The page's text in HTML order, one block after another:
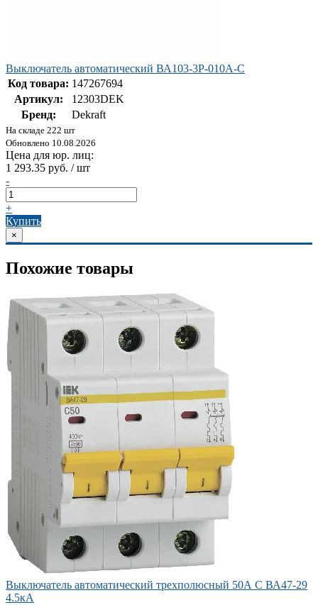
Выключатель автоматический ВА103-3P-010A-C
Код товара: 147267694
Артикул:
12303DEK
Бренд:
Dekraft
На складе 222 шт
Обновлено 10.08.2026
Цена для юр. лиц:
1 293.35 руб. / шт
-
+
Купить
×
Похожие товары
Выключатель автоматический трехполюсный 50А C ВА47-29
4.5кА